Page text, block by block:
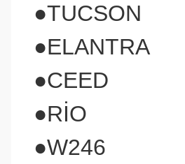
●TUCSON
●ELANTRA
●CEED
●RİO
●W246